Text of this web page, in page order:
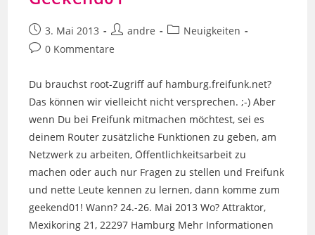
Beitrag
veröffentlicht:
3. Mai 2013
Beitrags-
Autor:
andre
Beitrags-
Neuigkeiten
Beitrags-
0 Kommentare
Du brauchst root-Zugriff auf hamburg.freifunk.net?
Das können wir vielleicht nicht versprechen. ;-) Aber
wenn Du bei Freifunk mitmachen möchtest, sei es
deinem Router zusätzliche Funktionen zu geben, am
Netzwerk zu arbeiten, Öffentlichkeitsarbeit zu
machen oder auch nur Fragen zu stellen und Freifunk
und nette Leute kennen zu lernen, dann komme zum
geekend01! Wann? 24.-26. Mai 2013 Wo? Attraktor,
Mexikoring 21, 22297 Hamburg Mehr Informationen